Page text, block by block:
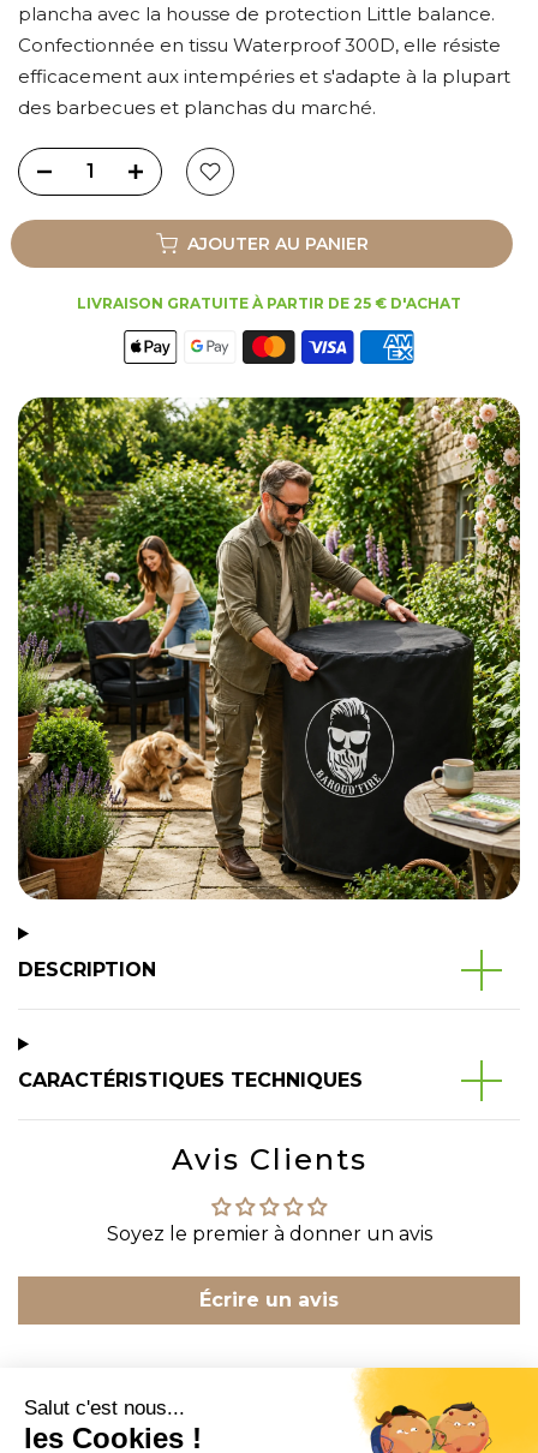
plancha avec la housse de protection Little balance.
Confectionnée en tissu Waterproof 300D, elle résiste
efficacement aux intempéries et s'adapte à la plupart
des barbecues et planchas du marché.
AJOUTER AU PANIER
LIVRAISON GRATUITE À PARTIR DE 25 € D'ACHAT
DESCRIPTION
CARACTÉRISTIQUES TECHNIQUES
Avis Clients
Soyez le premier à donner un avis
Écrire un avis
CONTACT